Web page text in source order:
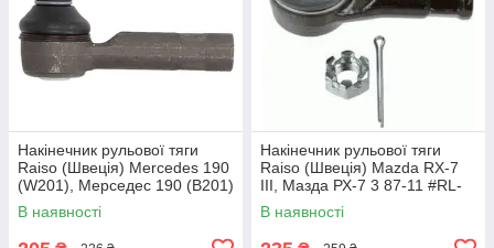
Накінечник рульової тяги
Raiso (Швеція) Mercedes 190
(W201), Мерседес 190 (В201)
82-93 #RL-338110M
UAYXAOD7
В наявності
Накінечник рульової тяги
Raiso (Швеція) Mazda RX-7
III, Мазда РХ-7 3 87-11 #RL-
232280M UAQWNIH7
В наявності